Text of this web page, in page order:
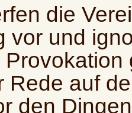
die
vor und
Rede auf
den